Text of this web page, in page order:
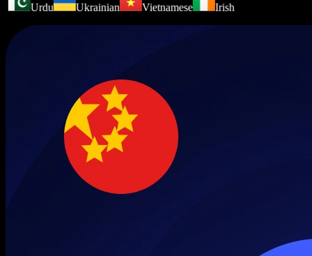
Urdu
Ukrainian Vietnamese Irish